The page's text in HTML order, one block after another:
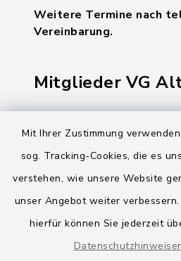
Mit Ihrer Zustimmung
sog. Tracking-Cookies, die es
verstehen, wie unsere Website
unser Angebot weiter
hierfür können Sie jederzeit
Weitere Termine nach
Vereinbarung.
Mitglieder VG
Markt Altenstadt
Gemeinde Osterberg
VG Altenstadt